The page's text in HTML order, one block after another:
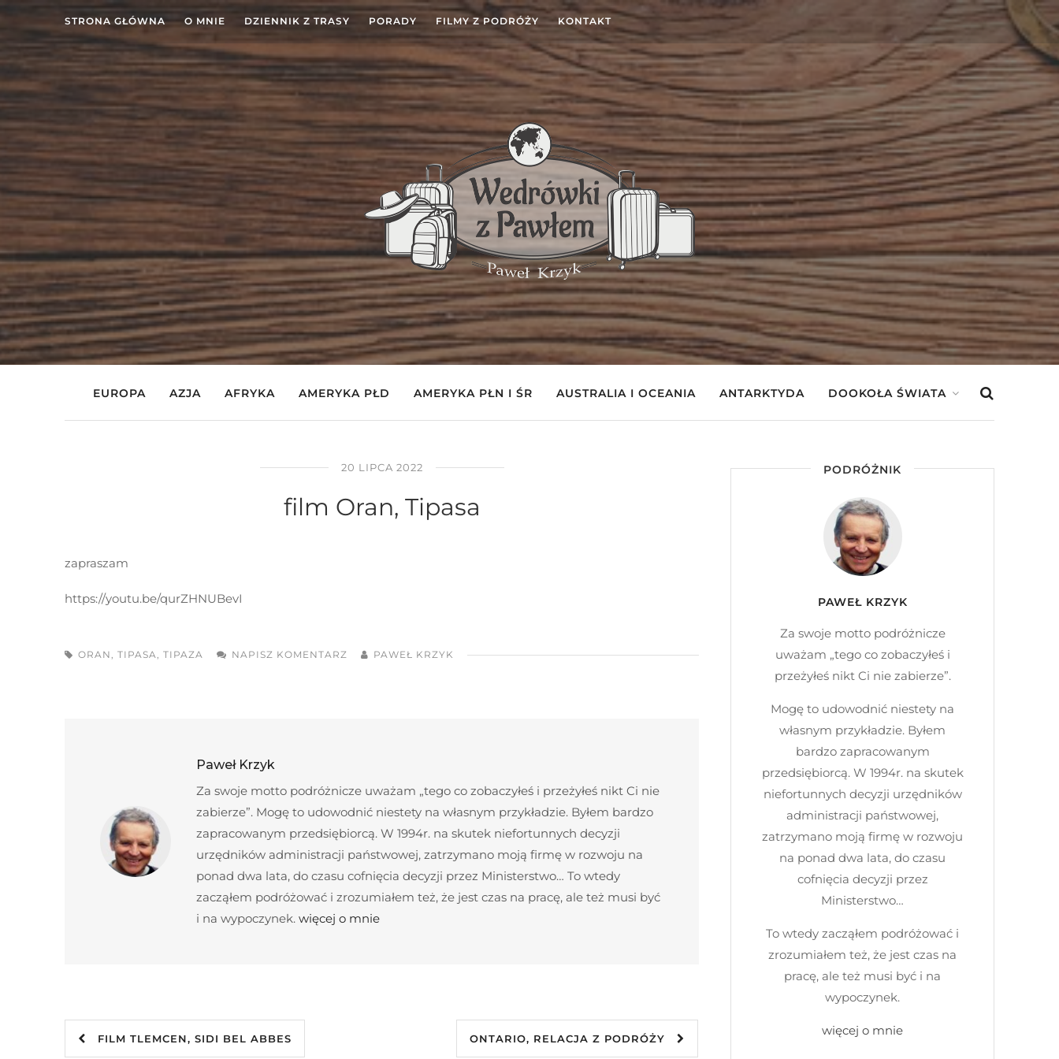
STRONA GŁÓWNA O MNIE DZIENNIK Z TRASY PORADY FILMY Z PODRÓŻY KONTAKT
EUROPA AZJA AFRYKA AMERYKA PŁD AMERYKA PŁN I ŚR AUSTRALIA I OCEANIA ANTARKTYDA DOOKOŁA ŚWIATA
20 LIPCA 2022
film Oran, Tipasa
zapraszam
https://youtu.be/qurZHNUBevI
ORAN, TIPASA, TIPAZA NAPISZ KOMENTARZ PAWEŁ KRZYK
Paweł Krzyk
Za swoje motto podróżnicze uważam „tego co zobaczyłeś i przeżyłeś nikt Ci nie
zabierze”. Mogę to udowodnić niestety na własnym przykładzie. Byłem bardzo
zapracowanym przedsiębiorcą. W 1994r. na skutek niefortunnych decyzji
urzędników administracji państwowej, zatrzymano moją firmę w rozwoju na
ponad dwa lata, do czasu cofnięcia decyzji przez Ministerstwo… To wtedy
zacząłem podróżować i zrozumiałem też, że jest czas na pracę, ale też musi być
i na wypoczynek. więcej o mnie
FILM TLEMCEN, SIDI BEL ABBES ONTARIO, RELACJA Z PODRÓŻY
PODRÓŻNIK
PAWEŁ KRZYK
Za swoje motto podróżnicze
uważam „tego co zobaczyłeś i
przeżyłeś nikt Ci nie zabierze”.
Mogę to udowodnić niestety na
własnym przykładzie. Byłem
bardzo zapracowanym
przedsiębiorcą. W 1994r. na skutek
niefortunnych decyzji urzędników
administracji państwowej,
zatrzymano moją firmę w rozwoju
na ponad dwa lata, do czasu
cofnięcia decyzji przez
Ministerstwo…
To wtedy zacząłem podróżować i
zrozumiałem też, że jest czas na
pracę, ale też musi być i na
wypoczynek.
więcej o mnie